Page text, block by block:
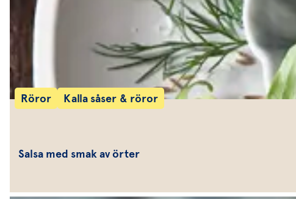
Röror Kalla såser & röror
Salsa med smak av örter